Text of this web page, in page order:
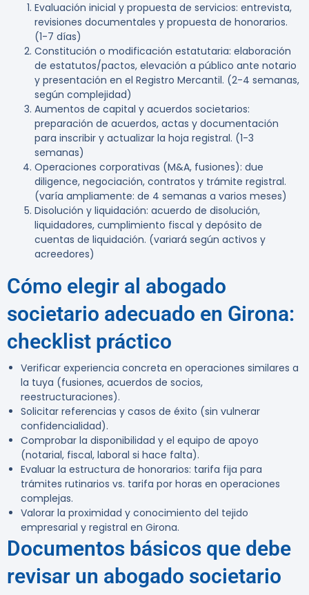
Evaluación inicial y propuesta de servicios: entrevista,
revisiones documentales y propuesta de honorarios.
(1-7 días)
Constitución o modificación estatutaria: elaboración
de estatutos/pactos, elevación a público ante notario
y presentación en el Registro Mercantil. (2-4 semanas,
según complejidad)
Aumentos de capital y acuerdos societarios:
preparación de acuerdos, actas y documentación
para inscribir y actualizar la hoja registral. (1-3
semanas)
Operaciones corporativas (M&A, fusiones): due
diligence, negociación, contratos y trámite registral.
(varía ampliamente: de 4 semanas a varios meses)
Disolución y liquidación: acuerdo de disolución,
liquidadores, cumplimiento fiscal y depósito de
cuentas de liquidación. (variará según activos y
acreedores)
Cómo elegir al abogado
societario adecuado en Girona:
checklist práctico
Verificar experiencia concreta en operaciones similares a
la tuya (fusiones, acuerdos de socios,
reestructuraciones).
Solicitar referencias y casos de éxito (sin vulnerar
confidencialidad).
Comprobar la disponibilidad y el equipo de apoyo
(notarial, fiscal, laboral si hace falta).
Evaluar la estructura de honorarios: tarifa fija para
trámites rutinarios vs. tarifa por horas en operaciones
complejas.
Valorar la proximidad y conocimiento del tejido
empresarial y registral en Girona.
Documentos básicos que debe
revisar un abogado societario